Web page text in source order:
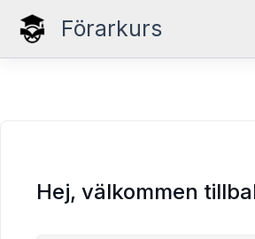
Hoppa
Förarkurs
Hej, välkommen